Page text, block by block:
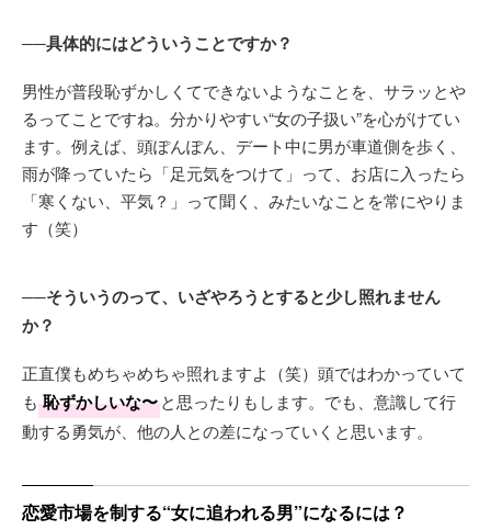
──具体的にはどういうことですか？
男性が普段恥ずかしくてできないようなことを、サラッとや
るってことですね。分かりやすい“女の子扱い”を心がけてい
ます。例えば、頭ぽんぽん、デート中に男が車道側を歩く、
雨が降っていたら「足元気をつけて」って、お店に入ったら
「寒くない、平気？」って聞く、みたいなことを常にやりま
す（笑）
──そういうのって、いざやろうとすると少し照れません
か？
正直僕もめちゃめちゃ照れますよ（笑）頭ではわかっていて
も 恥ずかしいな〜と思ったりもします。でも、意識して行
動する勇気が、他の人との差になっていくと思います。
恋愛市場を制する“女に追われる男”になるには？